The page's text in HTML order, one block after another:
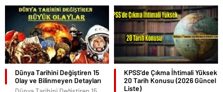
Dünya Tarihini Değiştiren 15
Olay ve Bilinmeyen Detayları
KPSS’de Çıkma İhtimali Yüksek
20 Tarih Konusu (2026 Güncel
Liste)